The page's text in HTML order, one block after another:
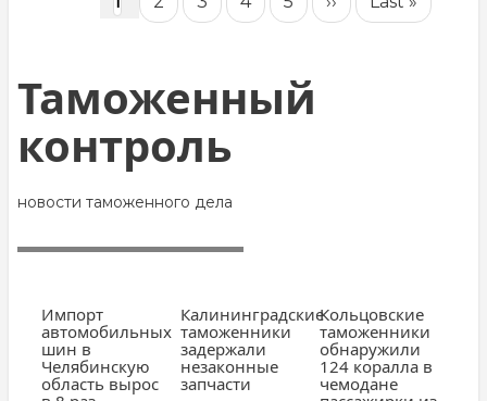
страница
страница
страница
Таможенный
контроль
новости таможенного дела
Импорт
автомобильных
шин в
Челябинскую
область вырос
Калининградские
таможенники
задержали
незаконные
запчасти
Кольцовские
таможенники
обнаружили
124 коралла в
чемодане